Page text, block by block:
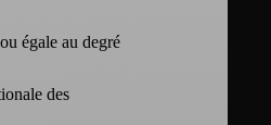
égale au degré
des